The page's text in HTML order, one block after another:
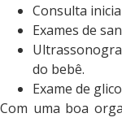
Consulta
Exames de
do bebê.
Exame de
Com uma boa